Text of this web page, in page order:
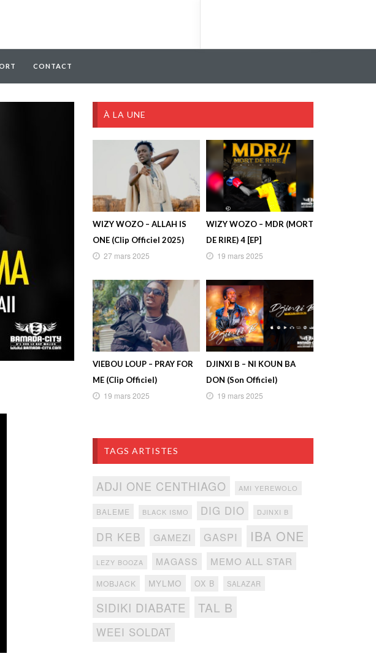
CONTACT
À LA UNE
WIZY WOZO – ALLAH IS
ONE (Clip Officiel 2025)
27 mars 2025
WIZY WOZO – MDR (MORT
DE RIRE) 4 [EP]
19 mars 2025
VIEBOU LOUP – PRAY FOR
ME (Clip Officiel)
19 mars 2025
DJINXI B – NI KOUN BA
DON (Son Officiel)
19 mars 2025
TAGS ARTISTES
ADJI ONE CENTHIAGO AMI YEREWOLO
BALEME BLACK ISMO DIG DIO DJINXI B
DR KEB GAMEZI GASPI IBA ONE
LEZY BOOZA MAGASS MEMO ALL STAR
MOBJACK MYLMO OX B SALAZAR
SIDIKI DIABATE TAL B
WEEI SOLDAT